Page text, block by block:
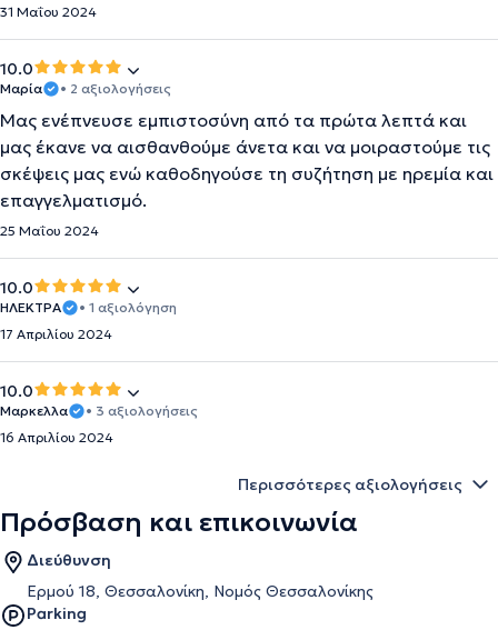
31 Μαΐου 2024
10.0
Μαρία • 2 αξιολογήσεις
Μας ενέπνευσε εμπιστοσύνη από τα πρώτα λεπτά και
μας έκανε να αισθανθούμε άνετα και να μοιραστούμε τις
σκέψεις μας ενώ καθοδηγούσε τη συζήτηση με ηρεμία και
επαγγελματισμό.
25 Μαΐου 2024
10.0
ΗΛΕΚΤΡΑ
• 1 αξιολόγηση
17 Απριλίου 2024
10.0
Μαρκελλα
• 3 αξιολογήσεις
16 Απριλίου 2024
Περισσότερες αξιολογήσεις
Πρόσβαση και επικοινωνία
Διεύθυνση
Ερμού 18, Θεσσαλονίκη, Νομός Θεσσαλονίκης
Parking